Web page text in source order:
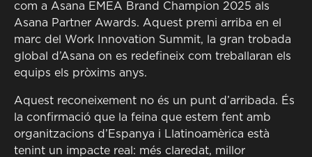
com a Asana EMEA Brand Champion 2025 als
Asana Partner Awards. Aquest premi arriba en el
marc del Work Innovation Summit, la gran trobada
global d’Asana on es redefineix com treballaran els
equips els pròxims anys.
Aquest reconeixement no és un punt d’arribada. És
la confirmació que la feina que estem fent amb
organitzacions d’Espanya i Llatinoamèrica està
tenint un impacte real: més claredat, millor